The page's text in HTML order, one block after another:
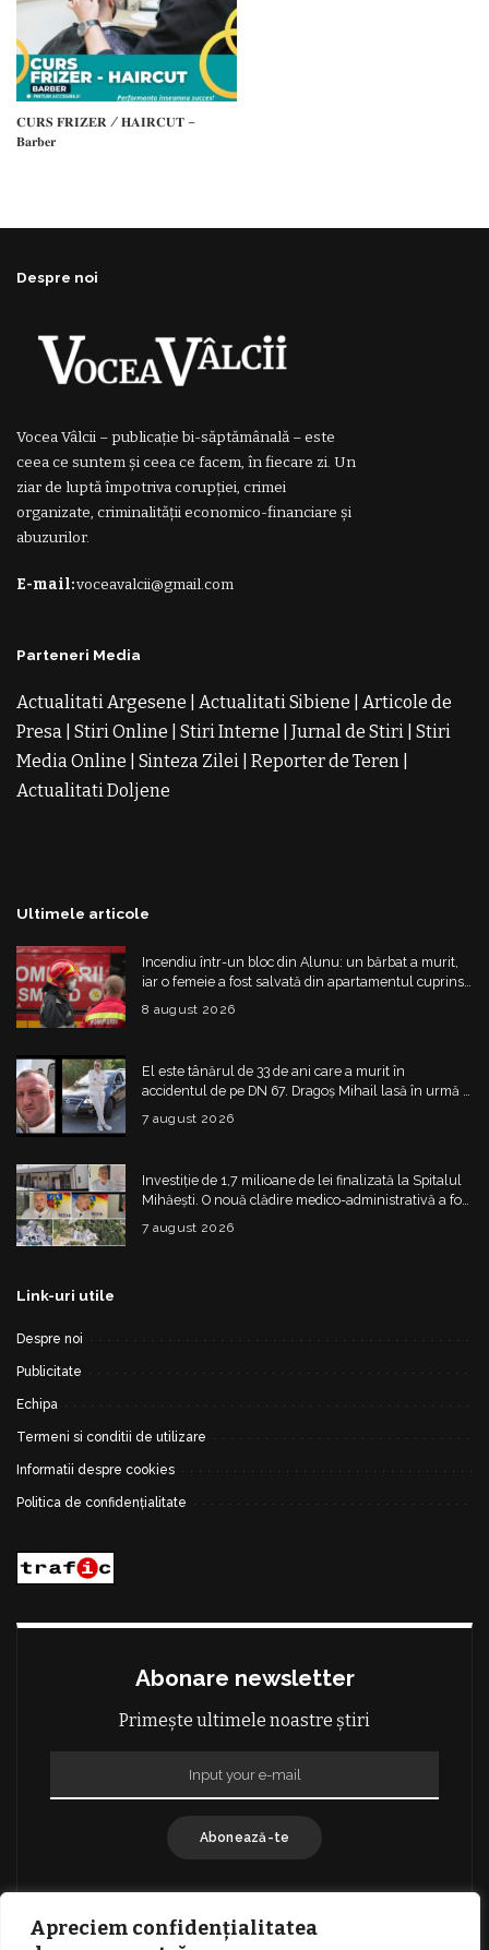
Apreciem confidențialitatea
𝐂𝐔𝐑𝐒 𝐅𝐑𝐈𝐙𝐄𝐑 / 𝐇𝐀𝐈𝐑𝐂𝐔𝐓 –
𝐁𝐚𝐫𝐛𝐞𝐫
Despre noi
Vocea Vâlcii – publicație bi-săptămânală – este
ceea ce suntem și ceea ce facem, în fiecare zi. Un
ziar de luptă împotriva corupției, crimei
organizate, criminalității economico-financiare și
abuzurilor.
E-mail:voceavalcii@gmail.com
Parteneri Media
Actualitati Argesene Actualitati Sibiene
Articole de
Presa Stiri Online Stiri Interne Jurnal de Stiri Stiri
Media Online
Sinteza Zilei Reporter de Teren
Actualitati Doljene
Ultimele articole
Incendiu într-un bloc din Alunu: un bărbat a murit,
iar o femeie a fost salvată din apartamentul cuprins
de flăcări
8 august 2026
El este tânărul de 33 de ani care a murit în
accidentul de pe DN 67. Dragoș Mihail lasă în urmă o
7 august 2026
Investiție de 1,7 milioane de lei finalizată la Spitalul
Mihăești. O nouă clădire medico-administrativă a fost
construită
7 august 2026
Link-uri utile
Despre noi
Publicitate
Echipa
Termeni si conditii de utilizare
Informatii despre cookies
Politica de confidențialitate
Abonare newsletter
Primește ultimele noastre știri
Abonează-te